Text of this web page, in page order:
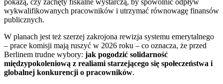
wykwalifikowanych pracowników i utrzymać równowagę finansów
publicznych.
W planach jest też szerzej zakrojona rewizja systemu emerytalnego
– prace komisji mają ruszyć w 2026 roku – co oznacza, że przed
Berlinem trudne wybory: jak pogodzić solidarność
międzypokoleniową z realiami starzejącego się społeczeństwa i
globalnej konkurencji o pracowników.